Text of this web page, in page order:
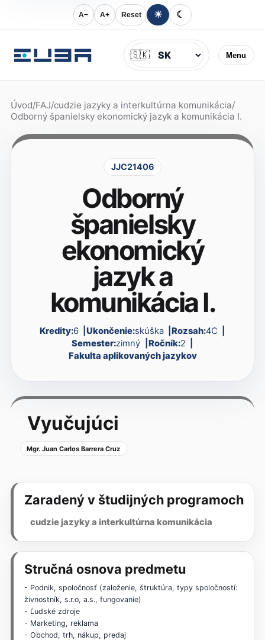
A− A+ Reset ☀ ☾
Menu
Jazyk
🇸🇰
Úvod/FAJ/cudzie jazyky a interkultúrna komunikácia/
Odborný španielsky ekonomický jazyk a komunikácia I.
JJC21406
Odborný
španielsky
ekonomický
jazyk a
komunikácia I.
Kredity:6 Ukončenie:skúška Rozsah:4C
Semester:zimný Ročník:2
Fakulta aplikovaných jazykov
Vyučujúci
Mgr. Juan Carlos Barrera Cruz
Zaradený v študijných programoch
cudzie jazyky a interkultúrna komunikácia
Stručná osnova predmetu
- Podnik, spoločnosť (založenie, štruktúra, typy spoločností:
živnostník, s.r.o, a.s., fungovanie)
- Ľudské zdroje
- Marketing, reklama
- Obchod, trh, nákup, predaj